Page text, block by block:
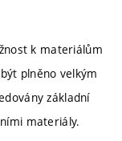
k materiálům
plněno velkým
základní
materiály.